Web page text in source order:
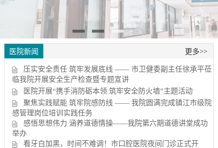
医院新闻 更多>>
压实安全责任 筑牢发展底线 —— 市卫健委副主任徐承平莅
临我院开展安全生产检查暨专题宣讲
医院开展“携手消防砺本领 筑牢安全防火墙”主题活动
聚焦实践赋能 筑牢院感防线 —— 我院圆满完成镇江市级院
感管理岗位培训实践任务
感悟思想伟力 涵养道德情操——我院第六期道德讲堂成功
举办
看牙白加黑，时间不难调！市口腔医院夜间门诊正式开